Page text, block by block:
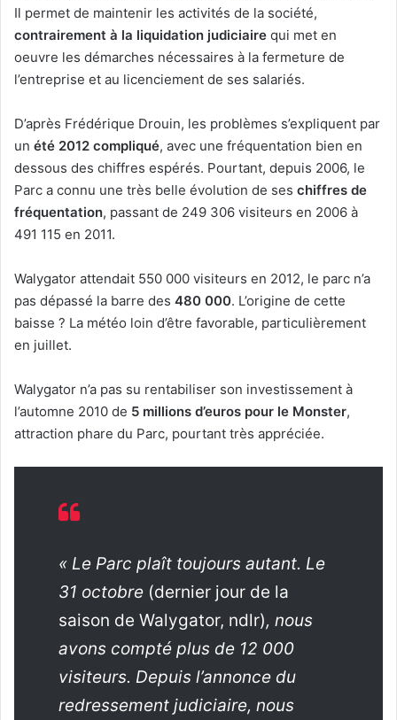
Il permet de maintenir les activités de la société,
contrairement à la liquidation judiciaire qui met en
oeuvre les démarches nécessaires à la fermeture de
l’entreprise et au licenciement de ses salariés.
D’après Frédérique Drouin, les problèmes s’expliquent par
un été 2012 compliqué, avec une fréquentation bien en
dessous des chiffres espérés. Pourtant, depuis 2006, le
Parc a connu une très belle évolution de ses chiffres de
fréquentation, passant de 249 306 visiteurs en 2006 à
491 115 en 2011.
Walygator attendait 550 000 visiteurs en 2012, le parc n’a
pas dépassé la barre des 480 000. L’origine de cette
baisse ? La météo loin d’être favorable, particulièrement
en juillet.
Walygator n’a pas su rentabiliser son investissement à
l’automne 2010 de 5 millions d’euros pour le Monster,
attraction phare du Parc, pourtant très appréciée.
« Le Parc plaît toujours autant. Le
31 octobre (dernier jour de la
saison de Walygator, ndlr), nous
avons compté plus de 12 000
visiteurs. Depuis l’annonce du
redressement judiciaire, nous